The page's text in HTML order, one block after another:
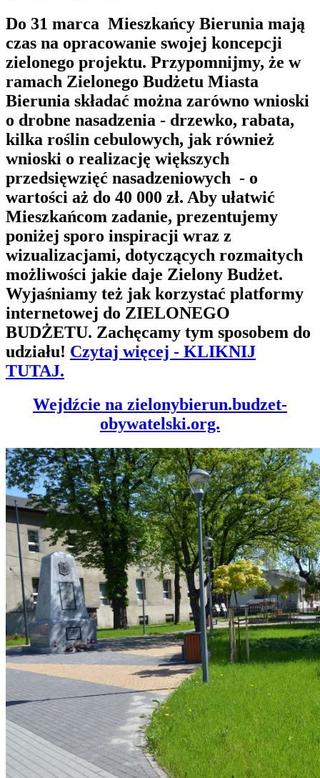
Do 31 marca Mieszkańcy Bierunia mają
czas na opracowanie swojej koncepcji
zielonego projektu. Przypomnijmy, że w
ramach Zielonego Budżetu Miasta
Bierunia składać można zarówno wnioski
o drobne nasadzenia - drzewko, rabata,
kilka roślin cebulowych, jak również
wnioski o realizację większych
przedsięwzięć nasadzeniowych - o
wartości aż do 40 000 zł. Aby ułatwić
Mieszkańcom zadanie, prezentujemy
poniżej sporo inspiracji wraz z
wizualizacjami, dotyczących rozmaitych
możliwości jakie daje Zielony Budżet.
Wyjaśniamy też jak korzystać platformy
internetowej do ZIELONEGO
BUDŻETU. Zachęcamy tym sposobem do
udziału! Czytaj więcej - KLIKNIJ
TUTAJ.
Wejdźcie na zielonybierun.budzet-
obywatelski.org.